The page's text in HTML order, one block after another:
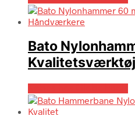
Bato